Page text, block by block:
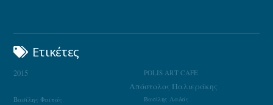
Ετικέτες
2015 POLIS ART CAFE
Απόστολος Παλιεράκης
Βασίλης Λαδάς
Βασίλης Φαϊτάς